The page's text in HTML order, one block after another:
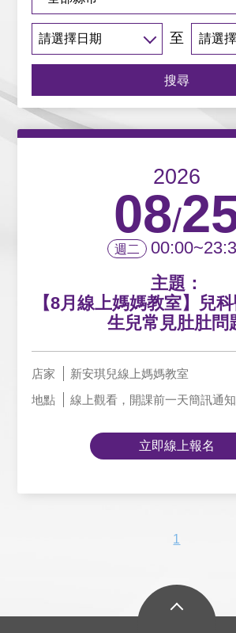
至
搜尋
2026
08/
週二
主題：
【8月線上媽媽教室】兒
生兒常見肚肚問
店家
新安琪兒線上媽媽教室
地點
線上觀看，開課前一天簡訊通
立即線上報名
1